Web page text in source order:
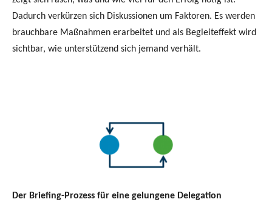
Dadurch verkürzen sich Diskussionen um Faktoren. Es werden
brauchbare Maßnahmen erarbeitet und als Begleiteffekt wird
sichtbar, wie unterstützend sich jemand verhält.
Der Briefing-Prozess für eine gelungene Delegation